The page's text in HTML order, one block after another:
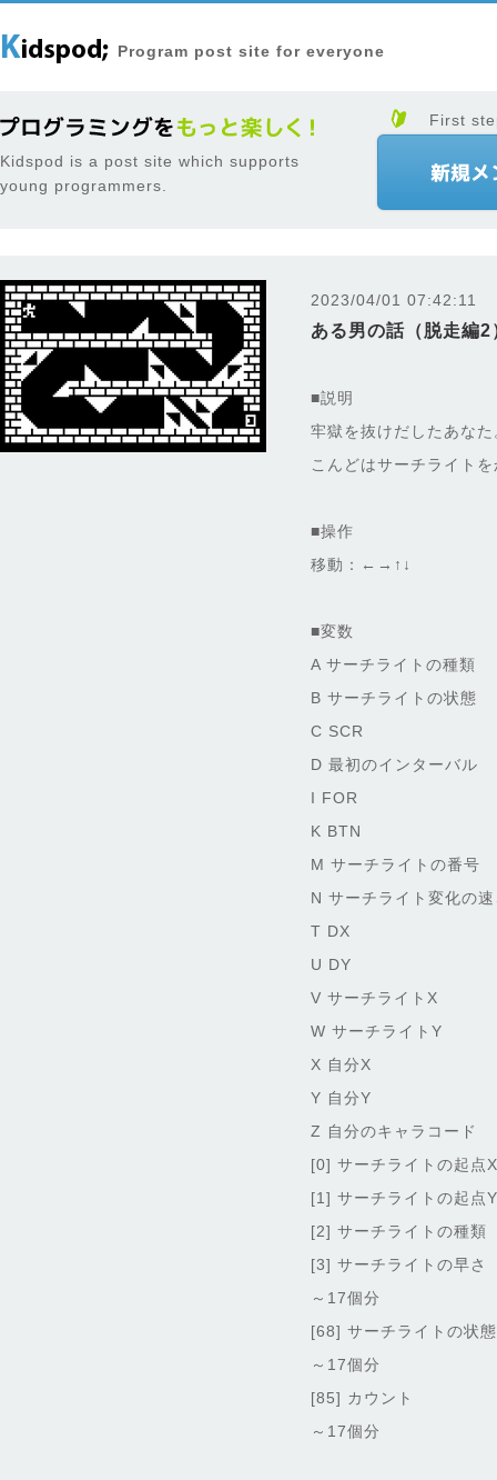
Program post site for everyone
Kidspod is a post site which supports
young programmers.
First
2023/04/01 07:42:11
ある男の話（脱走編2
■説明
牢獄を抜けだしたあなた
こんどはサーチライト
■操作
移動：←→↑↓
■変数
A サーチライトの種類
B サーチライトの状態
C SCR
D 最初のインターバル
I FOR
K BTN
M サーチライトの番号
N サーチライト変化の
T DX
U DY
V サーチライトX
W サーチライトY
X 自分X
Y 自分Y
Z 自分のキャラコード
[0] サーチライトの起点X
[1] サーチライトの起点Y
[2] サーチライトの種
[3] サーチライトの早さ
～17個分
[68] サーチライトの状
～17個分
[85] カウント
～17個分